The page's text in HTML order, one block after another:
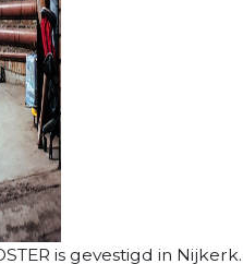
is gevestigd in